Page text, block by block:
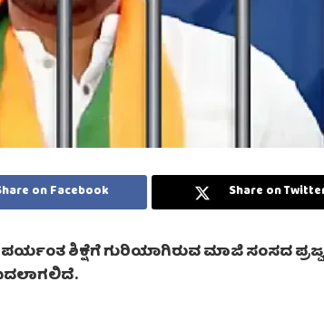
on Facebook Share on
ಶಿಕ್ಷೆಗೆ ಗುರಿಯಾಗಿರುವ ಮಾಜಿ ಸಂಸದ
ಬದಲಾಗಲಿದೆ.